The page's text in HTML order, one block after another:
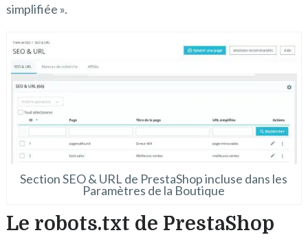
simplifiée ».
Section SEO & URL de PrestaShop incluse dans les
Paramètres de la Boutique
Le robots.txt de PrestaShop